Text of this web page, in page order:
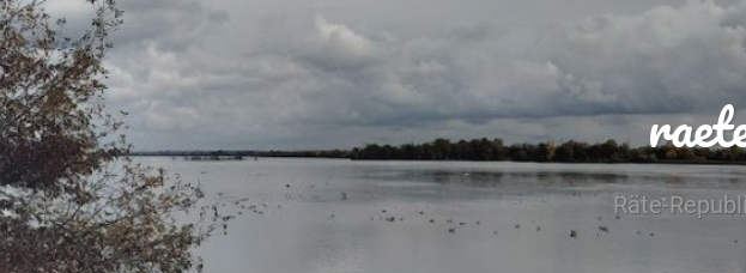
Räte-